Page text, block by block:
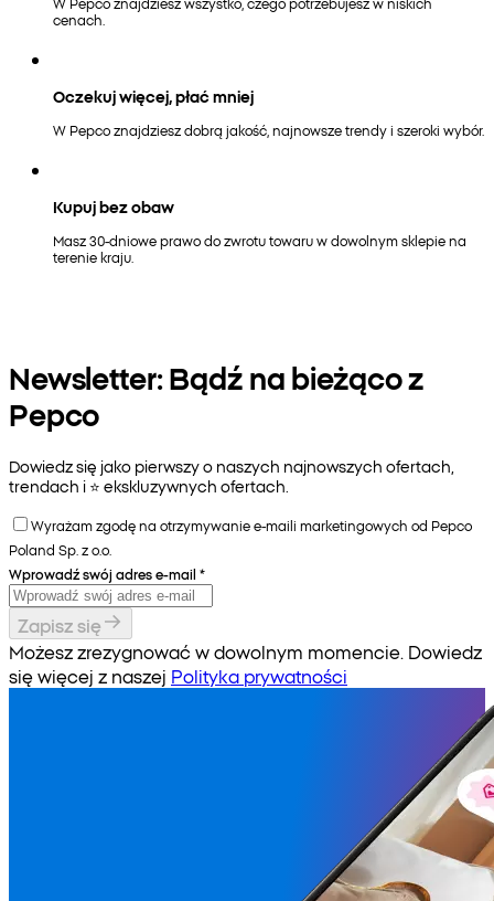
cenach.
Oczekuj więcej, płać mniej
W Pepco znajdziesz dobrą jakość, najnowsze trendy i szeroki wybór.
Kupuj bez obaw
Masz 30-dniowe prawo do zwrotu towaru w dowolnym sklepie na
terenie kraju.
Newsletter: Bądź na bieżąco z
Pepco
Dowiedz się jako pierwszy o naszych najnowszych ofertach,
trendach i ⭐️ ekskluzywnych ofertach.
Wyrażam zgodę na otrzymywanie e-maili marketingowych od Pepco
Poland Sp. z o.o.
Wprowadź swój adres e-mail *
Zapisz się
Możesz zrezygnować w dowolnym momencie. Dowiedz
się więcej z naszej Polityka prywatności